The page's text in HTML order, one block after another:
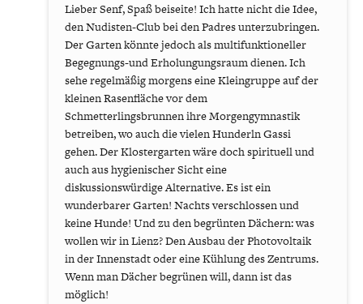
Lieber Senf, Spaß beiseite! Ich hatte nicht die Idee,
den Nudisten-Club bei den Padres unterzubringen.
Der Garten könnte jedoch als multifunktioneller
Begegnungs-und Erholungungsraum dienen. Ich
sehe regelmäßig morgens eine Kleingruppe auf der
kleinen Rasenfläche vor dem
Schmetterlingsbrunnen ihre Morgengymnastik
betreiben, wo auch die vielen Hunderln Gassi
gehen. Der Klostergarten wäre doch spirituell und
auch aus hygienischer Sicht eine
diskussionswürdige Alternative. Es ist ein
wunderbarer Garten! Nachts verschlossen und
keine Hunde! Und zu den begrünten Dächern: was
wollen wir in Lienz? Den Ausbau der Photovoltaik
in der Innenstadt oder eine Kühlung des Zentrums.
Wenn man Dächer begrünen will, dann ist das
möglich!